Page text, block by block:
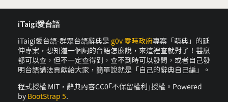
iTaigi愛台語
iTaigi愛台語-群眾台語辭典是 g0v 零時政府專案「萌典」的延
伸專案，想知道一個詞的台語怎麼說，來這裡查就對了！甚麼
都可以查，但不一定查得到，查不到時可以發問，或者自己發
明台語講法貢獻給大家，簡單說就是「自己的辭典自己編」。
程式授權 MIT，辭典內容CC0｢不保留權利｣授權。Powered
by BootStrap 5.